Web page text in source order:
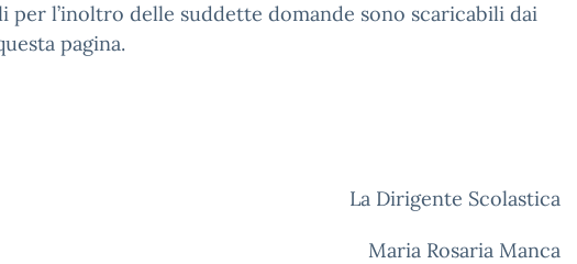
per l’inoltro delle suddette domande sono scaricabili dai
pagina.
La Dirigente Scolastica
Maria Rosaria Manca